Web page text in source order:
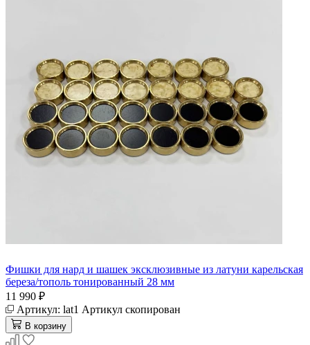
Фишки для нард и шашек эксклюзивные из латуни карельская
береза/тополь тонированный 28 мм
11 990 ₽
Артикул: lat1 Артикул скопирован
В корзину